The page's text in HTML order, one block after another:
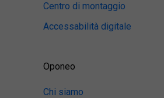
Centro di montaggio
Accessabilità digitale
Oponeo
Chi siamo